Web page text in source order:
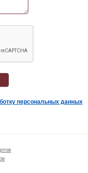
персональных данных